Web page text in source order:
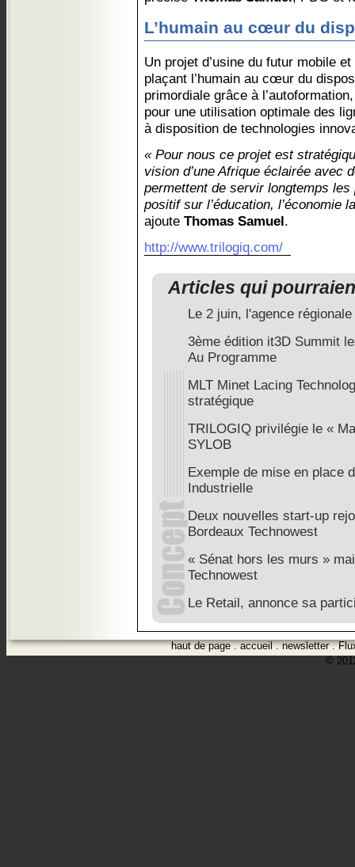
L’humain au cœur du
Un projet d’usine du futur mobile
plaçant l’humain au cœur du
primordiale grâce à
pour une utilisation optimale des
à disposition de technologies
« Pour nous ce projet est
vision d’une Afrique éclairée avec
permettent de servir longtemps
positif sur l’éducation, l’économie
ajoute Thomas Samuel.
http://www.trilogiq.com/
Articles qui
Le 2 juin, l'agence
3ème édition it3D Summit
Au Programme
MLT Minet Lacing
stratégique
TRILOGIQ privilégie le «
SYLOB
Exemple de mise en place
Industrielle
Deux nouvelles start-up
Bordeaux Technowest
« Sénat hors les murs »
Technowest
Le Retail, annonce sa
haut de page.accueil.newsletter.
©